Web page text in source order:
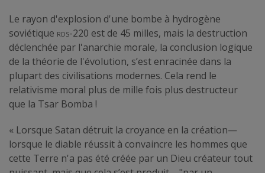
Le rayon d'explosion d'une bombe à hydrogène
soviétique rds-220 est de 45 milles, mais la destruction
déclenchée par l'anarchie morale, la conclusion logique
de la théorie de l'évolution, s’est enracinée dans la
plupart des civilisations modernes. Cela rend le
relativisme moral plus de mille fois plus destructeur
que la Tsar Bomba !
« Lorsque Satan détruit la croyance en la création—
lorsque le diable réussit à convaincre les hommes que
cette Terre n'a pas été créée par un Dieu créateur tout